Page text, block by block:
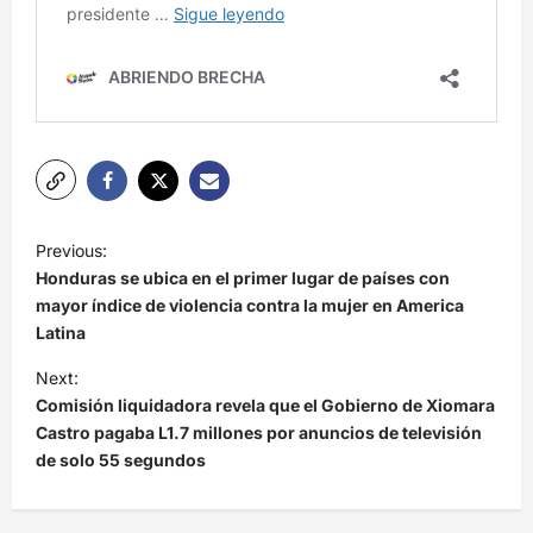
N
a
v
e
g
a
c
Previous:
Honduras se ubica en el primer lugar de países con
mayor índice de violencia contra la mujer en America
Latina
Next:
Comisión liquidadora revela que el Gobierno de Xiomara
Castro pagaba L1.7 millones por anuncios de televisión
de solo 55 segundos